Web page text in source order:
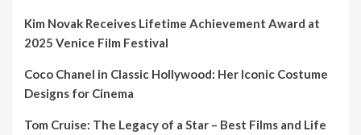
Kim Novak Receives Lifetime Achievement Award at
2025 Venice Film Festival
Coco Chanel in Classic Hollywood: Her Iconic Costume
Designs for Cinema
Tom Cruise: The Legacy of a Star – Best Films and Life